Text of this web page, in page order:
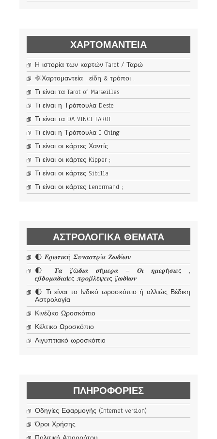
ΧΑΡΤΟΜΑΝΤΕΊΑ
Η ιστορία των καρτών Tarot / Ταρώ
🌞Χαρτομαντεία , είδη & τρόποι .
Τι είναι τα Tarot of Marseilles
Τι είναι η Τράπουλα Deste
Τι είναι τα DA VINCI TAROT
Τι είναι η Τράπουλα I Ching
Τι είναι οι κάρτες Χαντίς
Τι είναι οι κάρτες Kipper ;
Τι είναι οι κάρτες Sibilla
Τι είναι οι κάρτες Lenormand ;
ΑΣΤΡΟΛΟΓΙΚΆ ΘΈΜΑΤΑ
🌓 𝜠𝝆𝝎𝝉𝜾𝜿ή 𝜮𝝊𝝂𝜶𝝈𝝉𝝆ί𝜶 𝜡𝝎𝜹ί𝝎𝝂
🌓 𝜯𝜶 𝜻ώ𝜹𝜾𝜶 𝝈ή𝝁𝜺𝝆𝜶 – 𝜪𝜾 𝜼𝝁𝜺𝝆ή𝝈𝜾𝜺ς ,
𝜺𝜷𝜹𝝄𝝁𝜶𝜹𝜾𝜶ί𝜺ς 𝝅𝝆𝝄𝜷𝝀έ𝝍𝜺𝜾ς 𝜻𝝎𝜹ί𝝎𝝂
🌓 Τι είναι το Ινδικό ωροσκόπιο ή αλλιώς Βέδικη
Αστρολογία
Κινέζικο Ωροσκόπιο
Κέλτικο Ωροσκόπιο
Αιγυπτιακό ωροσκόπιο
ΠΛΗΡΟΦΟΡΊΕΣ
Οδηγίες Εφαρμογής (Internet version)
Όροι Χρήσης